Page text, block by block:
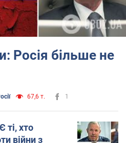
Росія більше не
67,6 т. 1
ті, хто
війни з